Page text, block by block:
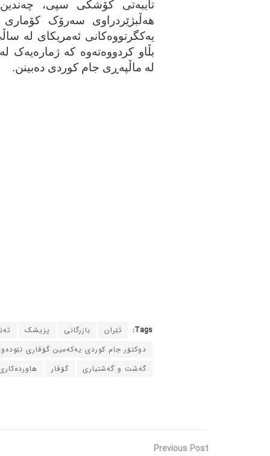
تایبه‌تی کۆشکی سپی،
هه‌ڵبژێردراوی سه‌رۆک کۆماری
بڵاو کردووه‌ته‌وه‌ که‌ ژماره‌یه‌ک
له‌ ماڵپه‌ڕی جام کوردی ده‌بینن.
Tags: ئێران بازرگانی پزیشک
دوکتۆر جام کوردی یه‌که‌مین گۆڤاری
گه‌شت و گه‌شتیاری
گۆڤار
Previous Post